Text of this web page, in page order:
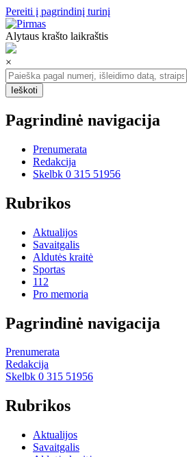
Pereiti į pagrindinį turinį
Alytaus krašto laikraštis
×
Pagrindinė navigacija
Prenumerata
Redakcija
Skelbk 0 315 51956
Rubrikos
Aktualijos
Savaitgalis
Aldutės kraitė
Sportas
112
Pro memoria
Pagrindinė navigacija
Prenumerata
Redakcija
Skelbk 0 315 51956
Rubrikos
Aktualijos
Savaitgalis